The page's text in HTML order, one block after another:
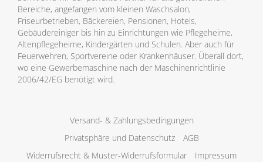
Bereiche, angefangen vom kleinen Waschsalon,
Friseurbetrieben, Bäckereien, Pensionen, Hotels,
Gebäudereiniger bis hin zu Einrichtungen wie Pflegeheime,
Altenpflegeheime, Kindergärten und Schulen. Aber auch für
Feuerwehren, Sportvereine oder Krankenhäuser. Überall dort,
wo eine Gewerbemaschine nach der Maschinenrichtlinie
2006/42/EG benötigt wird.
Versand- & Zahlungsbedingungen
Privatsphäre und Datenschutz
AGB
Widerrufsrecht & Muster-Widerrufsformular
Impressum